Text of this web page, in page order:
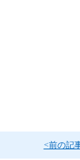
<前の記